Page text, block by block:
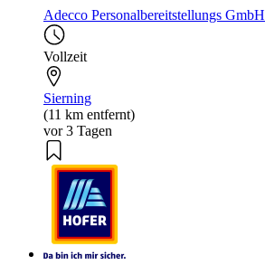
Adecco Personalbereitstellungs GmbH
Vollzeit
Sierning
(11 km entfernt)
vor 3 Tagen